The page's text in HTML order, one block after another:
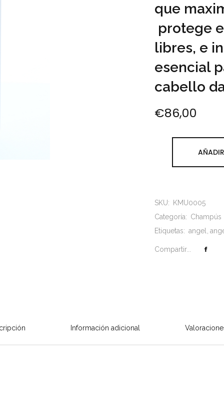
que
protege
libres, e
esencial
cabello
€86,00
SKU:
KMU0005
Categoría: Champús
Etiquetas: angel
Compartir...
Información adicional